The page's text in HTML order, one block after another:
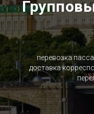
перевозка
доставка